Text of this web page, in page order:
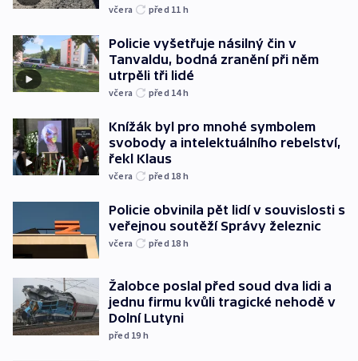
včera před 11 h
Policie vyšetřuje násilný čin v
Tanvaldu, bodná zranění při něm
utrpěli tři lidé
včera před 14h
Knížák byl pro mnohé symbolem
svobody a intelektuálního rebelství,
řekl Klaus
včera před 18 h
Policie obvinila pět lidí v souvislosti s
veřejnou soutěží Správy železnic
včera před 18 h
Žalobce poslal před soud dva lidi a
jednu firmu kvůli tragické nehodě v
Dolní Lutyni
před 19 h